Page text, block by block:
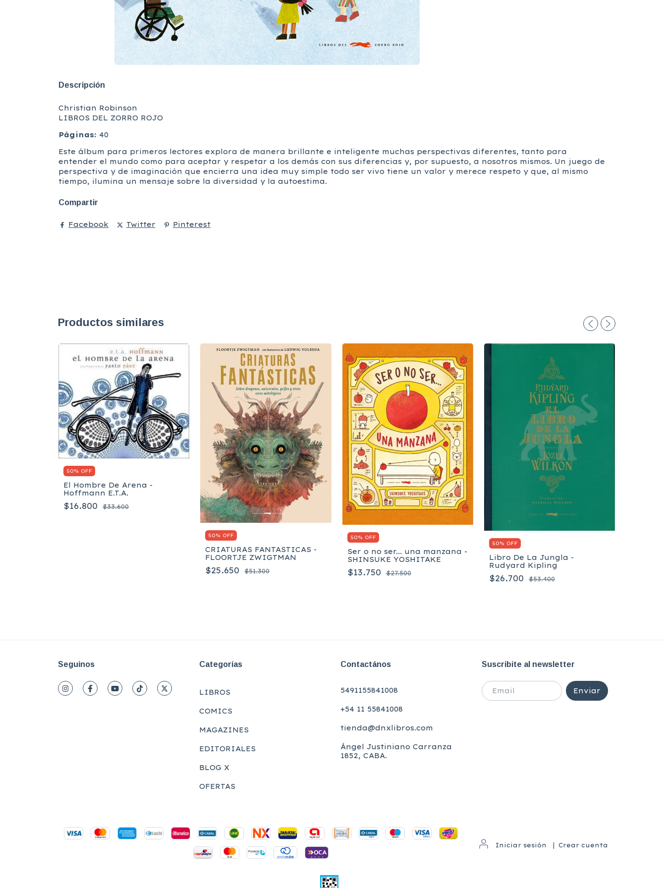
Descripción
Christian Robinson
LIBROS DEL ZORRO ROJO
Páginas: 40
Este álbum para primeros lectores explora de manera brillante e inteligente muchas perspectivas diferentes, tanto para
entender el mundo como para aceptar y respetar a los demás con sus diferencias y, por supuesto, a nosotros mismos. Un juego de
perspectiva y de imaginación que encierra una idea muy simple todo ser vivo tiene un valor y merece respeto y que, al mismo
tiempo, ilumina un mensaje sobre la diversidad y la autoestima.
Compartir
Facebook Twitter Pinterest
Productos similares
50% OFF
El Hombre De Arena -
Hoffmann E.T.A.
$16.800 $33.600
50% OFF
CRIATURAS FANTASTICAS -
FLOORTJE ZWIGTMAN
$25.650 $51.300
50% OFF
Ser o no ser... una manzana -
SHINSUKE YOSHITAKE
$13.750 $27.500
50% OFF
Libro De La Jungla -
Rudyard Kipling
$26.700 $53.400
Seguinos Categorías
LIBROS
COMICS
MAGAZINES
EDITORIALES
BLOG X
OFERTAS
Contactános
5491155841008
+54 11 55841008
tienda@dnxlibros.com
Ángel Justiniano Carranza
1852, CABA.
Suscribite al newsletter
Iniciar sesión Crear cuenta